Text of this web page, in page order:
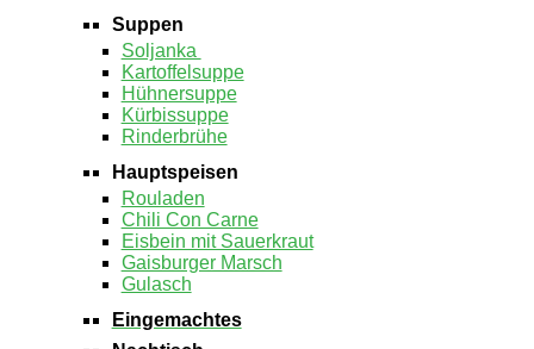
Suppen
Soljanka
Kartoffelsuppe
Hühnersuppe
Kürbissuppe
Rinderbrühe
Hauptspeisen
Rouladen
Chili Con Carne
Eisbein mit Sauerkraut
Gaisburger Marsch
Gulasch
Eingemachtes